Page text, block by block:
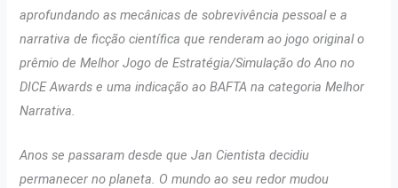
aprofundando as mecânicas de sobrevivência pessoal e a
narrativa de ficção científica que renderam ao jogo original o
prêmio de Melhor Jogo de Estratégia/Simulação do Ano no
DICE Awards e uma indicação ao BAFTA na categoria Melhor
Narrativa.
Anos se passaram desde que Jan Cientista decidiu
permanecer no planeta. O mundo ao seu redor mudou